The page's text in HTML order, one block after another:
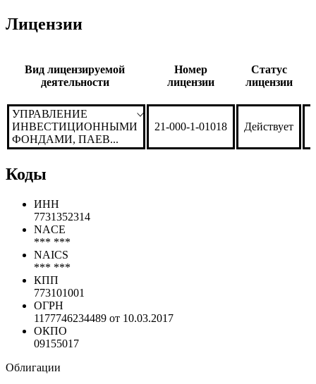
Лицензии
Вид лицензируемой
деятельности
Номер
лицензии
Статус
лицензии
УПРАВЛЕНИЕ
ИНВЕСТИЦИОННЫМИ
ФОНДАМИ, ПАЕВ...
21-000-1-01018 Действует
Коды
ИНН
7731352314
NACE
*** ***
NAICS
*** ***
КПП
773101001
ОГРН
1177746234489 от 10.03.2017
ОКПО
09155017
Облигации